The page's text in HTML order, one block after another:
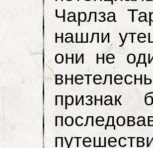
Чарлза
нашли
они не